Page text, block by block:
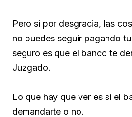
Pero si por desgracia, las
no puedes seguir pagando
seguro es que el banco te
Juzgado.
Lo que hay que ver es si el
demandarte o no.